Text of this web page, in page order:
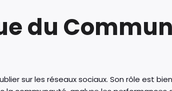
du
sur les réseaux sociaux. Son rôle est